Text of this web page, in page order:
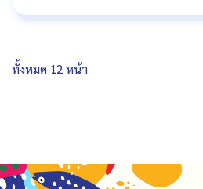
ทั้งหมด 12 หน้า